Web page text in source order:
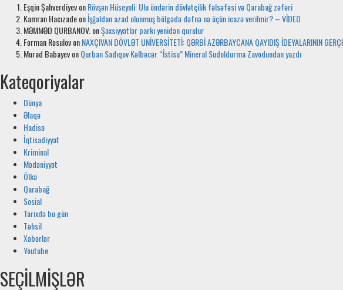
Eşqin ŞahverdiyevonRövşən Hüseynli: Ulu öndərin dövlətçilik fəlsəfəsi və Qarabağ zəfəri
Kamran Hacızadeonİşğaldan azad olunmuş bölgədə dəfnə nə üçün icazə verilmir? – VİDEO
MƏMMƏD QURBANOV. onŞəxsiyyətlər parkı yenidən qurulur
Fərman RəsulovonNAXÇIVAN DÖVLƏT UNİVERSİTETİ: QƏRBİ AZƏRBAYCANA QAYIDIŞ İDEYALARININ
Murad BabayevonQurban Sadıqov Kəlbəcər “İstisu” Mineral Sudoldurma Zavodundan yazdı
Kateqoriyalar
Dünya
Əlaqə
Hadisə
İqtisadiyyat
Kriminal
Mədəniyyət
Ölkə
Qarabağ
Sosial
Tarixdə bu gün
Təhsil
Xəbərlər
Youtube
SEÇİLMİŞLƏR